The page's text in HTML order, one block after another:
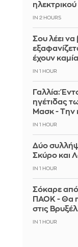
IN 2 HOURS
Σου λέει να
έχουν
IN 1 HOUR
Γαλλία:
ηγέτιδας
Μασκ - Την
IN 1 HOUR
Δύο
Σκύρο και
IN 1 HOUR
Σόκαρε
ΠΑΟΚ - Θα
στις
IN 1 HOUR